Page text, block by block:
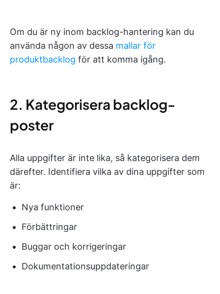
Om du är ny inom backlog-hantering kan du
använda någon av dessa mallar för
produktbacklog för att komma igång.
2. Kategorisera backlog-
poster
Alla uppgifter är inte lika, så kategorisera dem
därefter. Identifiera vilka av dina uppgifter som
är:
Nya funktioner
Förbättringar
Buggar och korrigeringar
Dokumentationsuppdateringar